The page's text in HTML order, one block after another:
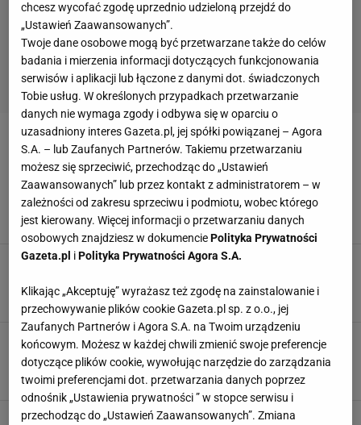
WTA SYDNEY
WTA Sydney. Radwańska - Cibulkova 6:0, 6:0.
Pierwszy taki finał od 2006 roku
tka,11 STYCZNIA 2013, 11:21
WTA Sydney. Dulgheru i Arvidsson zagrały
tka , 9 STYCZNIA 2012, 16:07
WTA Sydney Serena Williams przegrała z
Dementiewą i bolącym kolanem
tka,15 STYCZNIA 2010, 12:26
chcesz wycofać zgodę uprzednio udzieloną przejdź do
„Ustawień Zaawansowanych”.
Twoje dane osobowe mogą być przetwarzane także do celów
badania i mierzenia informacji dotyczących funkcjonowania
serwisów i aplikacji lub łączone z danymi dot. świadczonych
Tobie usług. W określonych przypadkach przetwarzanie
danych nie wymaga zgody i odbywa się w oparciu o
uzasadniony interes Gazeta.pl, jej spółki powiązanej – Agora
S.A. – lub Zaufanych Partnerów. Takiemu przetwarzaniu
możesz się sprzeciwić, przechodząc do „Ustawień
Zaawansowanych” lub przez kontakt z administratorem – w
zależności od zakresu sprzeciwu i podmiotu, wobec którego
jest kierowany. Więcej informacji o przetwarzaniu danych
osobowych znajdziesz w dokumenciePolityka Prywatności
Gazeta.pl iPolityka Prywatności Agora S.A.
Klikając „Akceptuję” wyrażasz też zgodę na zainstalowanie i
przechowywanie plików cookie Gazeta.pl sp. z o.o., jej
Zaufanych Partnerów i Agora S.A. na Twoim urządzeniu
końcowym. Możesz w każdej chwili zmienić swoje preferencje
dotyczące plików cookie, wywołując narzędzie do zarządzania
twoimi preferencjami dot. przetwarzania danych poprzez
odnośnik „Ustawienia prywatności ” w stopce serwisu i
przechodząc do „Ustawień Zaawansowanych”. Zmiana